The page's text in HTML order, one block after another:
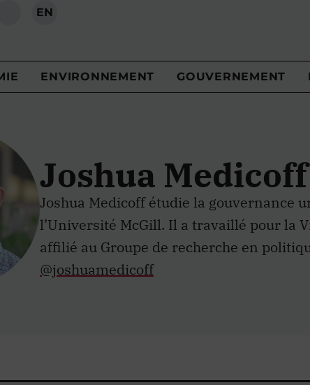
RECHERCHE
EN
ENVIRONNEMENT GOUVERNEMENT
Joshua Medicoff
Joshua Medicoff étudie la gouvernance
l’Université McGill. Il a travaillé pour la
affilié au Groupe de recherche en
@joshuamedicoff